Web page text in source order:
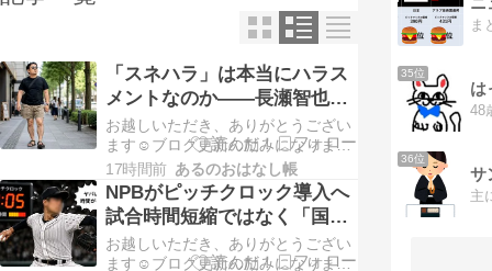
「スネハラ」は本当にハラス
メントなのか――長瀬智也
の"謝罪"が映し出したSNS時
代
お越しいただき、ありがとうござい
ます☺️ブログ更新の励みになりま
す！よかったら下記の2つのバナー
もクリックしてもらえると嬉しいで
す😆応援よろしくお願いします。 長
瀬智也が“スネハラ”を謝罪「女性の
方々...
17時間前 あるのおはなし帳
NPBがピッチクロック導入へ
試合時間短縮ではなく「国際
化」が目的
お越しいただき、ありがとうござい
ます☺️ブログ更新の励みになりま
ま
35位
は
36位
サ